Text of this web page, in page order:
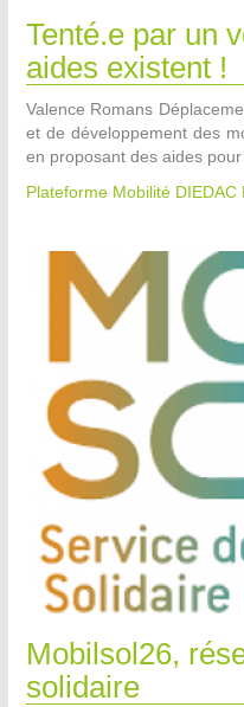
Tenté.e par un
aides existent !
Valence Romans
et de développement des
en proposant des aides pour
Plateforme Mobilité DIEDAC
Mobilsol26,
solidaire